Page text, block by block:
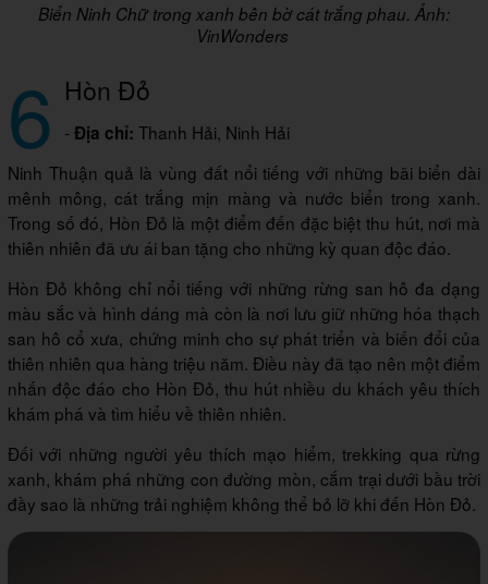
Biển Ninh Chữ trong xanh bên bờ cát trắng phau. Ảnh:
VinWonders
6 Hòn Đỏ
- Địa chỉ: Thanh Hải, Ninh Hải
Ninh Thuận quả là vùng đất nổi tiếng với những bãi biển dài
mênh mông, cát trắng mịn màng và nước biển trong xanh.
Trong số đó, Hòn Đỏ là một điểm đến đặc biệt thu hút, nơi mà
thiên nhiên đã ưu ái ban tặng cho những kỳ quan độc đáo.
Hòn Đỏ không chỉ nổi tiếng với những rừng san hô đa dạng
màu sắc và hình dáng mà còn là nơi lưu giữ những hóa thạch
san hô cổ xưa, chứng minh cho sự phát triển và biến đổi của
thiên nhiên qua hàng triệu năm. Điều này đã tạo nên một điểm
nhấn độc đáo cho Hòn Đỏ, thu hút nhiều du khách yêu thích
khám phá và tìm hiểu về thiên nhiên.
Đối với những người yêu thích mạo hiểm, trekking qua rừng
xanh, khám phá những con đường mòn, cắm trại dưới bầu trời
đầy sao là những trải nghiệm không thể bỏ lỡ khi đến Hòn Đỏ.